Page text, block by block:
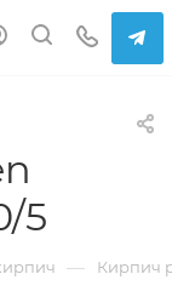
5
— Кирпич